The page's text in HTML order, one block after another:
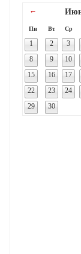
←
Пн Вт Ср
1 2
3
8
9
10
15
16
17
22
23
24
29
30